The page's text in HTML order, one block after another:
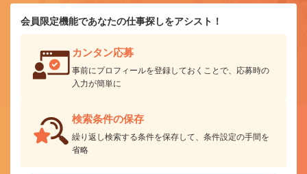
会員限定機能であなたの仕事探しをアシスト！
カンタン応募
事前にプロフィールを登録しておくことで、応募時の
入力が簡単に
検索条件の保存
繰り返し検索する条件を保存して、条件設定の手間を
省略